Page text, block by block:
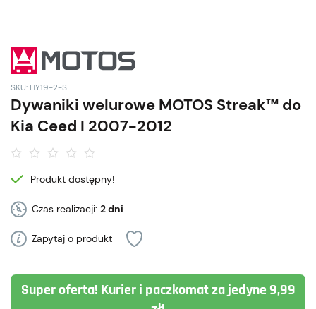
SKU: HY19-2-S
Dywaniki welurowe MOTOS Streak™ do
Kia Ceed I 2007-2012
Produkt dostępny!
Czas realizacji: 2 dni
Zapytaj o produkt
Super oferta! Kurier i paczkomat za jedyne 9,99